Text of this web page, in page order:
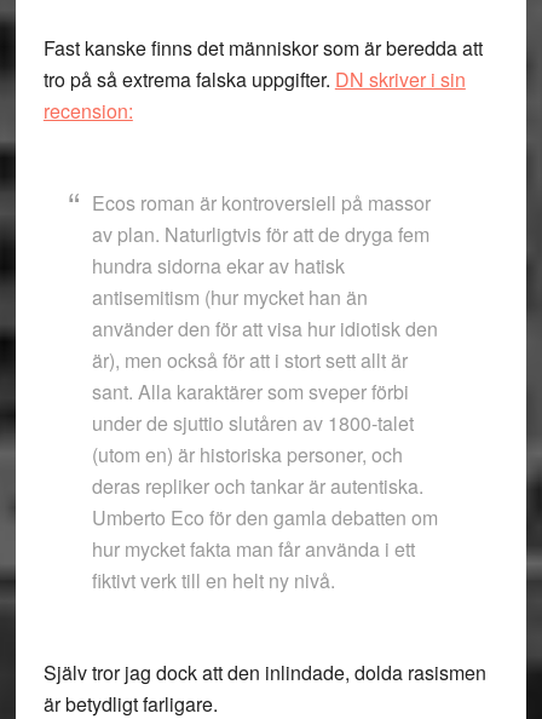
Fast kanske finns det människor som är beredda att
tro på så extrema falska uppgifter. DN skriver i sin
recension:
Ecos roman är kontroversiell på massor
av plan. Naturligtvis för att de dryga fem
hundra sidorna ekar av hatisk
antisemitism (hur mycket han än
använder den för att visa hur idiotisk den
är), men också för att i stort sett allt är
sant. Alla karaktärer som sveper förbi
under de sjuttio slutåren av 1800-talet
(utom en) är historiska personer, och
deras repliker och tankar är autentiska.
Umberto Eco för den gamla debatten om
hur mycket fakta man får använda i ett
fiktivt verk till en helt ny nivå.
Själv tror jag dock att den inlindade, dolda rasismen
är betydligt farligare.